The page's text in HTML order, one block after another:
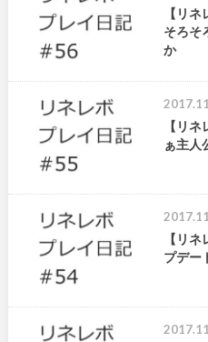
【リ
そろそ
か
【リ
ぁ主人
【リ
プデー